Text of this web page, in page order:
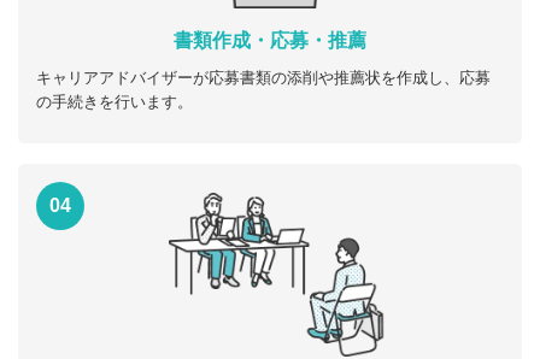
書類作成・応募・推薦
キャリアアドバイザーが応募書類の添削や推薦状を作成し、応募
の手続きを行います。
04